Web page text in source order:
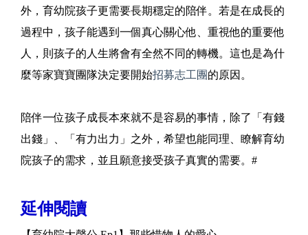
外，育幼院孩子更需要長期穩定的陪伴。若是在成長的
過程中，孩子能遇到一個真心關心他、重視他的重要他
人，則孩子的人生將會有全然不同的轉機。這也是為什
麼等家寶寶團隊決定要開始招募志工團的原因。
陪伴一位孩子成長本來就不是容易的事情，除了「有錢
出錢」、「有力出力」之外，希望也能同理、瞭解育幼
院孩子的需求，並且願意接受孩子真實的需要。#
延伸閱讀